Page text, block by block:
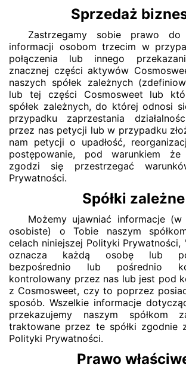
Sprzedaż
Zastrzegamy sobie prawo do
informacji osobom trzecim w
połączenia lub innego
znacznej części aktywów
naszych spółek zależnych
lub tej części Cosmosweet lub
spółek zależnych, do której odnosi
przypadku zaprzestania
przez nas petycji lub w przypadku
nam petycji o upadłość,
postępowanie, pod warunkiem
zgodzi się przestrzegać
Prywatności.
Spółki zależne
Możemy ujawniać informacje
osobiste) o Tobie naszym
celach niniejszej Polityki Prywatności,
oznacza każdą osobę lub
bezpośrednio lub pośrednio
kontrolowany przez nas lub jest pod
z Cosmosweet, czy to poprzez
sposób. Wszelkie informacje
przekazujemy naszym spółkom
traktowane przez te spółki zgodnie
Polityki Prywatności.
Prawo